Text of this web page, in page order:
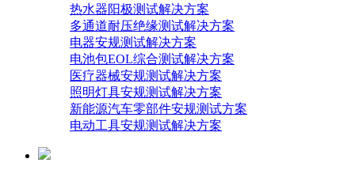
热水器阳极测试解决方案
多通道耐压绝缘测试解决方案
电器安规测试解决方案
电池包EOL综合测试解决方案
医疗器械安规测试解决方案
照明灯具安规测试解决方案
新能源汽车零部件安规测试方案
电动工具安规测试解决方案